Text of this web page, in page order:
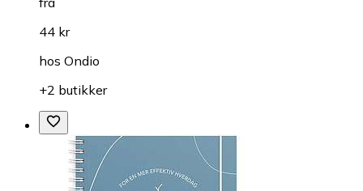
44 kr
hos Ondio
+2 butikker